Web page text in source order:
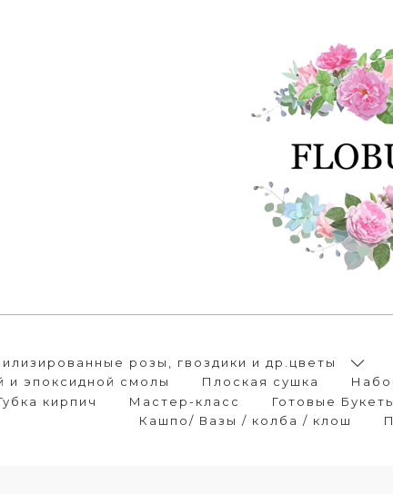
розы, гвоздики и др.цветы
и эпоксидной смолы Плоская сушка
кирпич
Мастер-класс
Готовые
Кашпо/ Вазы / колба / клош